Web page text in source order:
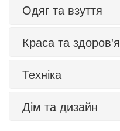
Одяг та взуття
Краса та здоров'я
Техніка
Дім та дизайн